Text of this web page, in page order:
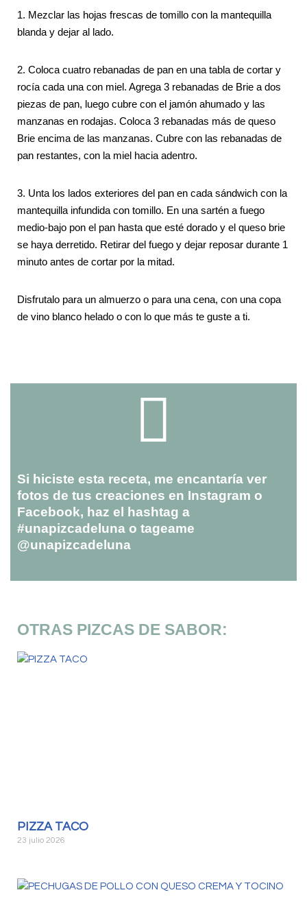
1. Mezclar las hojas frescas de tomillo con la mantequilla
blanda y dejar al lado.
2. Coloca cuatro rebanadas de pan en una tabla de cortar y
rocía cada una con miel. Agrega 3 rebanadas de Brie a dos
piezas de pan, luego cubre con el jamón ahumado y las
manzanas en rodajas. Coloca 3 rebanadas más de queso
Brie encima de las manzanas. Cubre con las rebanadas de
pan restantes, con la miel hacia adentro.
3. Unta los lados exteriores del pan en cada sándwich con la
mantequilla infundida con tomillo. En una sartén a fuego
medio-bajo pon el pan hasta que esté dorado y el queso brie
se haya derretido. Retirar del fuego y dejar reposar durante 1
minuto antes de cortar por la mitad.
Disfrutalo para un almuerzo o para una cena, con una copa
de vino blanco helado o con lo que más te guste a ti.
Si hiciste esta receta, me encantaría ver
fotos de tus creaciones en Instagram o
Facebook, haz el hashtag a
#unapizcadeluna o tageame
@unapizcadeluna
OTRAS PIZCAS DE SABOR:
PIZZA TACO
23 julio 2026